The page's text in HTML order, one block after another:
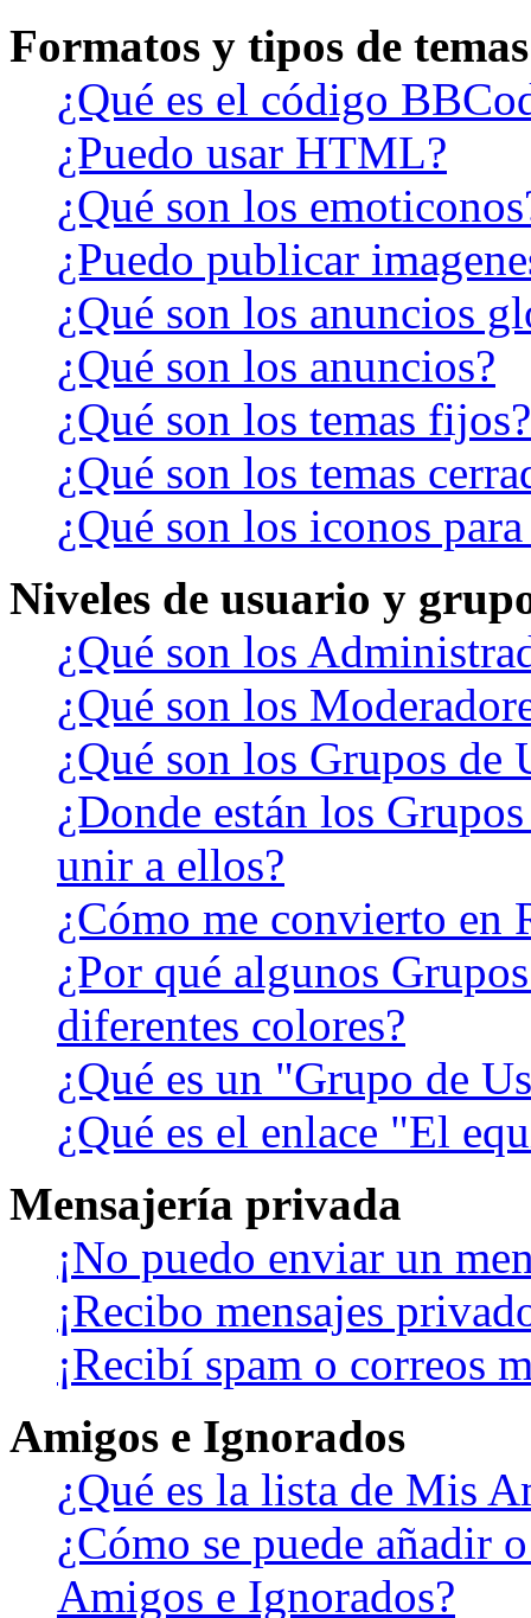
Formatos y tipos de temas
¿Qué es el código
¿Puedo usar HTML?
¿Qué son los
¿Puedo publicar
¿Qué son los anuncios
¿Qué son los anuncios?
¿Qué son los temas fijos?
¿Qué son los temas
¿Qué son los iconos
Niveles de usuario y
¿Qué son los
¿Qué son los
¿Qué son los Grupos de
¿Donde están los
unir a ellos?
¿Cómo me convierto en
¿Por qué algunos
diferentes colores?
¿Qué es un "Grupo de
¿Qué es el enlace "El
Mensajería privada
¡No puedo enviar un
¡Recibo mensajes
¡Recibí spam o correos
Amigos e Ignorados
¿Qué es la lista de Mis
¿Cómo se puede añadir
Amigos e Ignorados?